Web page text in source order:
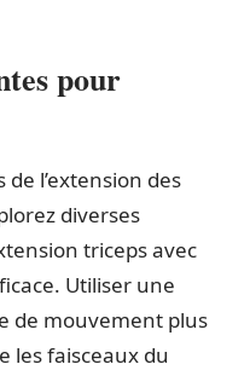
pour
l’extension des
diverses
triceps avec
Utiliser une
de mouvement plus
les faisceaux du